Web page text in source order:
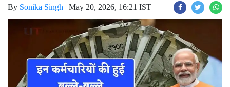
By Sonika Singh | May 20, 2026, 16:21 IST